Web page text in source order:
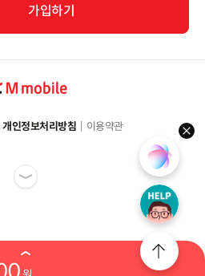
가입하기
개인정보처리방침 이용약관 help